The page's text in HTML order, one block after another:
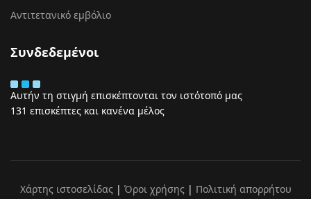
Αντιτετανικό εμβόλιο
Συνδεδεμένοι
Αυτήν τη στιγμή επισκέπτονται τον ιστότοπό μας
131 επισκέπτες και κανένα μέλος
Χάρτης ιστοσελίδας| Όροι χρήσης| Πολιτική απορρήτου